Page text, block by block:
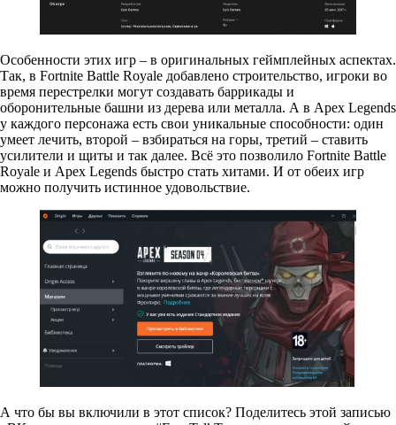
Особенности этих игр – в оригинальных геймплейных аспектах.
Так, в Fortnite Battle Royale добавлено строительство, игроки во
время перестрелки могут создавать баррикады и
оборонительные башни из дерева или металла. А в Apex Legends
у каждого персонажа есть свои уникальные способности: один
умеет лечить, второй – взбираться на горы, третий – ставить
усилители и щиты и так далее. Всё это позволило Fortnite Battle
Royale и Apex Legends быстро стать хитами. И от обеих игр
можно получить истинное удовольствие.
А что бы вы включили в этот список? Поделитесь этой записью